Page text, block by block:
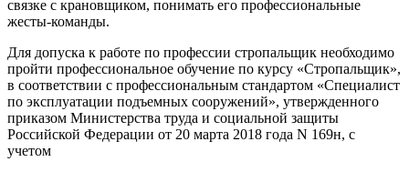
связке с крановщиком, понимать его профессиональные
жесты-команды.
Для допуска к работе по профессии стропальщик необходимо
пройти профессиональное обучение по курсу «Стропальщик»,
в соответствии с профессиональным стандартом «Специалист
по эксплуатации подъемных сооружений», утвержденного
приказом Министерства труда и социальной защиты
Российской Федерации от 20 марта 2018 года N 169н, с
учетом